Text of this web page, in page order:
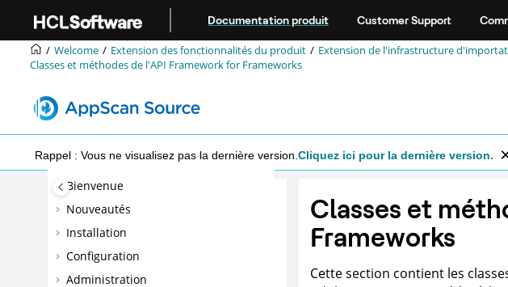
Documentation produit Customer Support
Welcome Extension des fonctionnalités du produit
Extension de l'infrastructure
Classes et méthodes de l'API Framework for Frameworks
Rappel : Vous ne visualisez pas la dernière version. Cliquez ici pour la dernière version.
Bienvenue
Nouveautés
Installation
Configuration
Administration
Classes et
Frameworks
Cette section contient les